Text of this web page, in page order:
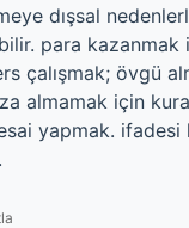
dışsal
para kazanmak
çalışmak; övgü
almamak için
yapmak. ifadesi